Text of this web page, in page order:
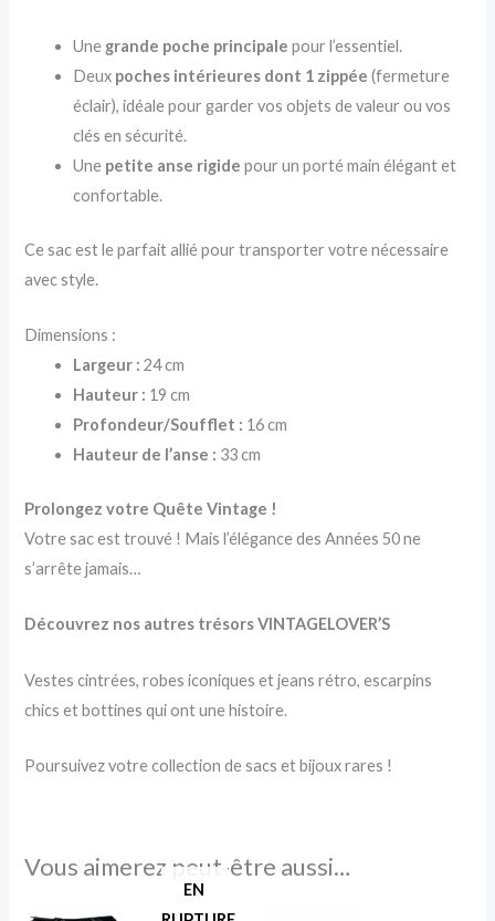
Une grande poche principale pour l’essentiel.
Deux poches intérieures dont 1 zippée (fermeture
éclair), idéale pour garder vos objets de valeur ou vos
clés en sécurité.
Une petite anse rigide pour un porté main élégant et
confortable.
Ce sac est le parfait allié pour transporter votre nécessaire
avec style.
Dimensions :
Largeur : 24 cm
Hauteur : 19 cm
Profondeur/Soufflet : 16 cm
Hauteur de l’anse : 33 cm
Prolongez votre Quête Vintage !
Votre sac est trouvé ! Mais l’élégance des Années 50 ne
s’arrête jamais…
Découvrez nos autres trésors VINTAGELOVER’S
Vestes cintrées, robes iconiques et jeans rétro, escarpins
chics et bottines qui ont une histoire.
Poursuivez votre collection de sacs et bijoux rares !
Vous aimerez peut-être aussi…
EN